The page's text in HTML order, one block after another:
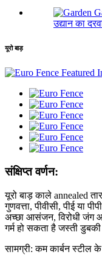
उद्यान का
यूरो बाड़
संक्षिप्त वर्णन:
यूरो बाड़ काले annealed
गुणवत्ता, पीवीसी, पीई या
अच्छा आसंजन, विरोधी जंग
गर्म हो सकता है जस्ती
सामग्री: कम कार्बन स्टील के